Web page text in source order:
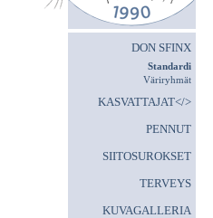
DON SFINX
Standardi
Väriryhmät
KASVATTAJAT</>
PENNUT
SIITOSUROKSET
TERVEYS
KUVAGALLERIA